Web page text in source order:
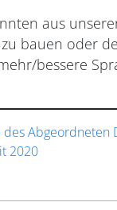
aus
bauen oder
bessere
Abgeordneten
2020